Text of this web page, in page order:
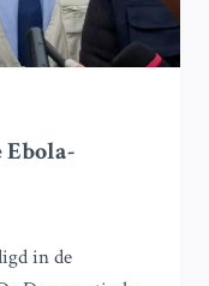
Ebola-
in de